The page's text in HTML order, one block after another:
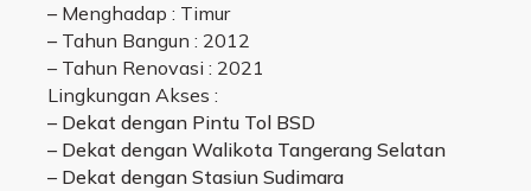
– Menghadap : Timur
– Tahun Bangun : 2012
– Tahun Renovasi : 2021
Lingkungan Akses :
– Dekat dengan Pintu Tol BSD
– Dekat dengan Walikota Tangerang Selatan
– Dekat dengan Stasiun Sudimara